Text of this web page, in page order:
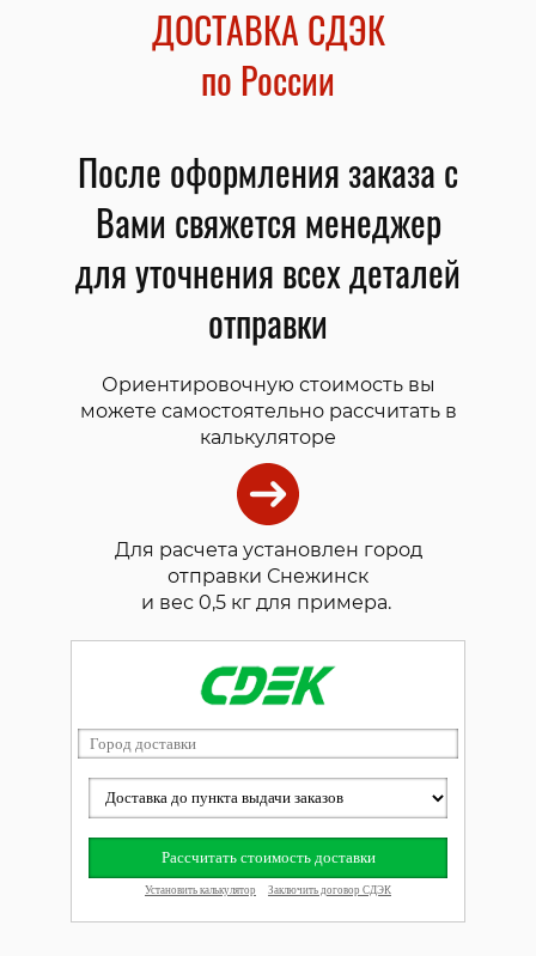
ДОСТАВКА СДЭК
по России
После оформления заказа с
Вами свяжется менеджер
для уточнения всех деталей
отправки
Ориентировочную стоимость вы
можете самостоятельно рассчитать в
калькуляторе
Для расчета установлен город
отправки Снежинск
и вес 0,5 кг для примера.